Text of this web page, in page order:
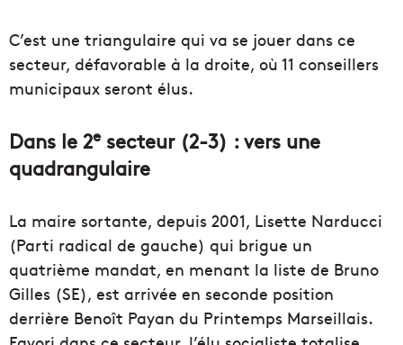
C’est une triangulaire qui va se jouer dans ce
secteur, défavorable à la droite, où 11 conseillers
municipaux seront élus.
Dans le 2esecteur (2-3) : vers une
quadrangulaire
La maire sortante, depuis 2001, Lisette Narducci
(Parti radical de gauche) qui brigue un
quatrième mandat, en menant la liste de Bruno
Gilles (SE), est arrivée en seconde position
derrière Benoît Payan du Printemps Marseillais.